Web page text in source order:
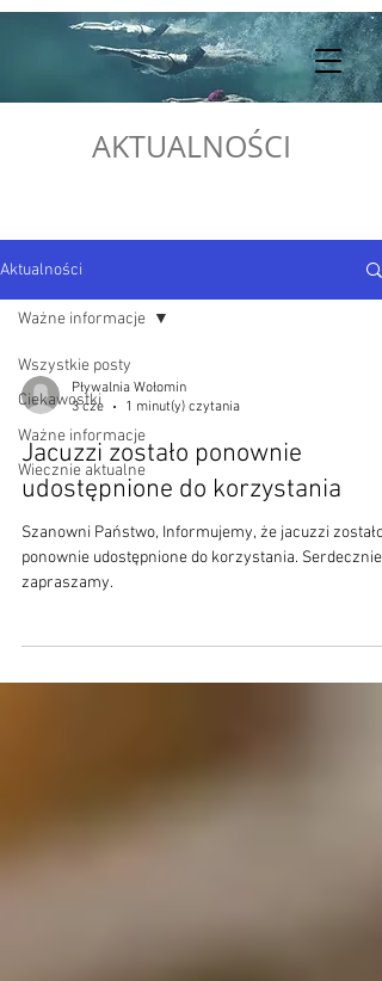
AKTUALNOŚCI
Aktualności
Wszystkie posty
Ciekawostki
Ważne informacje
Wiecznie aktualne
Ważne informacje
Pływalnia Wołomin
3 cze
1 minut(y) czytania
Jacuzzi zostało ponownie
udostępnione do korzystania
Szanowni Państwo, Informujemy, że jacuzzi zostało
ponownie udostępnione do korzystania. Serdecznie
zapraszamy.